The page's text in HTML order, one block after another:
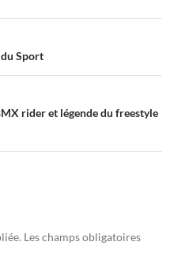
Sport
rider et légende du freestyle
Les champs obligatoires